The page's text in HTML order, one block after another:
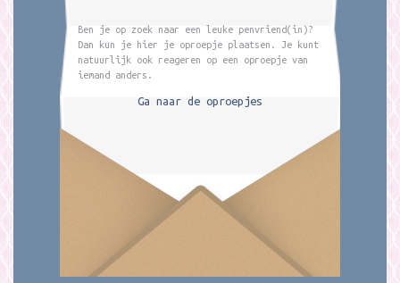
Ben je op zoek naar een leuke penvriend(in)?
Dan kun je hier je oproepje plaatsen. Je kunt
natuurlijk ook reageren op een oproepje van
iemand anders.
Ga naar de oproepjes